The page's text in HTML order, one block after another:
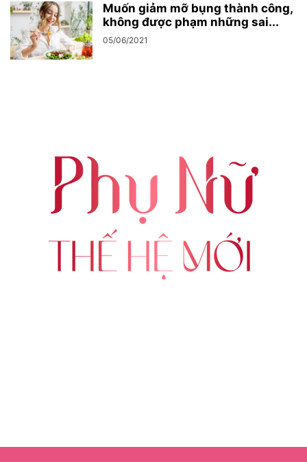
Muốn giảm mỡ bụng thành công,
không được phạm những sai...
05/06/2021